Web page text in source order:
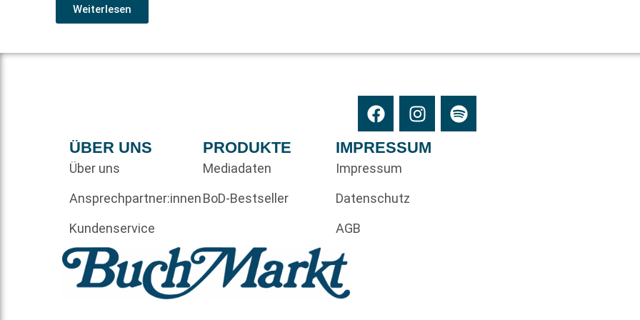
Weiterlesen
ÜBER UNS
Über uns
Ansprechpartner:innen
Kundenservice
PRODUKTE
Mediadaten
BoD-Bestseller
IMPRESSUM
Impressum
Datenschutz
AGB